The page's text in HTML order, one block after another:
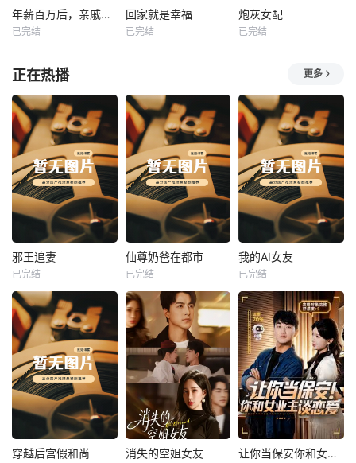
年薪百万后，亲戚过继儿子给我 年薪百万后，亲戚过继儿子给我
已完结
回家就是幸福
回家就是幸福
已完结
炮灰女配
炮灰女配
已完结
正在热播 更多
热播
邪王追妻
未知
邪王追妻
已完结
热播
未知
仙尊奶爸在都市
已完结
热播
我的AI女友
未知
我的AI女友
已完结
热播
穿越后宫假和尚 热播
消失的空姐女友 热播 让你当保安你和女业主谈恋爱